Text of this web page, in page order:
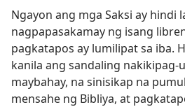
Ngayon ang mga Saksi ay hindi
nagpapasakamay ng isang
pagkatapos ay lumilipat sa iba.
kanila ang sandaling nakikipag-
maybahay, na sinisikap na
mensahe ng Bibliya, at